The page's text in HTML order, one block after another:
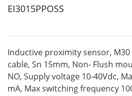
EI3015PPOSS
Inductive proximity sensor, M30
cable, Sn 15mm, Non- Flush
NO, Supply voltage 10-40Vdc,
mA, Max switching frequency